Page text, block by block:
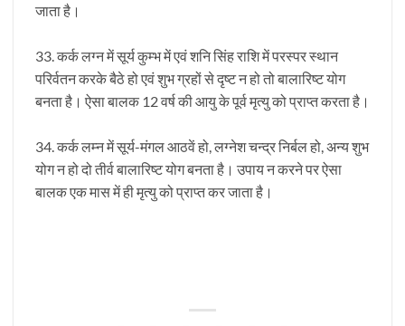
जाता है।
33. कर्क लग्न में सूर्य कुम्भ में एवं शनि सिंह राशि में परस्पर स्थान
परिर्वतन करके बैठे हो एवं शुभ ग्रहों से दृष्ट न हो तो बालारिष्ट योग
बनता है। ऐसा बालक 12 वर्ष की आयु के पूर्व मृत्यु को प्राप्त करता है।
34. कर्क लम्न में सूर्य-मंगल आठवें हो, लग्नेश चन्द्र निर्बल हो, अन्य शुभ
योग न हो दो तीर्व बालारिष्ट योग बनता है। उपाय न करने पर ऐसा
बालक एक मास में ही मृत्यु को प्राप्त कर जाता है।